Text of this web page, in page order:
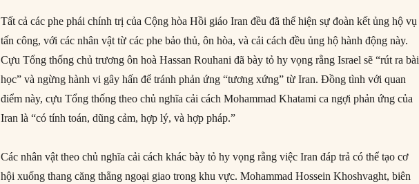
Tất cả các phe phái chính trị của Cộng hòa Hồi giáo Iran đều đã thể hiện sự đoàn kết ủng hộ vụ
tấn công, với các nhân vật từ các phe bảo thủ, ôn hòa, và cải cách đều ủng hộ hành động này.
Cựu Tổng thống chủ trương ôn hoà Hassan Rouhani đã bày tỏ hy vọng rằng Israel sẽ “rút ra bài
học” và ngừng hành vi gây hấn để tránh phản ứng “tương xứng” từ Iran. Đồng tình với quan
điểm này, cựu Tổng thống theo chủ nghĩa cải cách Mohammad Khatami ca ngợi phản ứng của
Iran là “có tính toán, dũng cảm, hợp lý, và hợp pháp.”
Các nhân vật theo chủ nghĩa cải cách khác bày tỏ hy vọng rằng việc Iran đáp trả có thể tạo cơ
hội xuống thang căng thẳng ngoại giao trong khu vực. Mohammad Hossein Khoshvaght, biên